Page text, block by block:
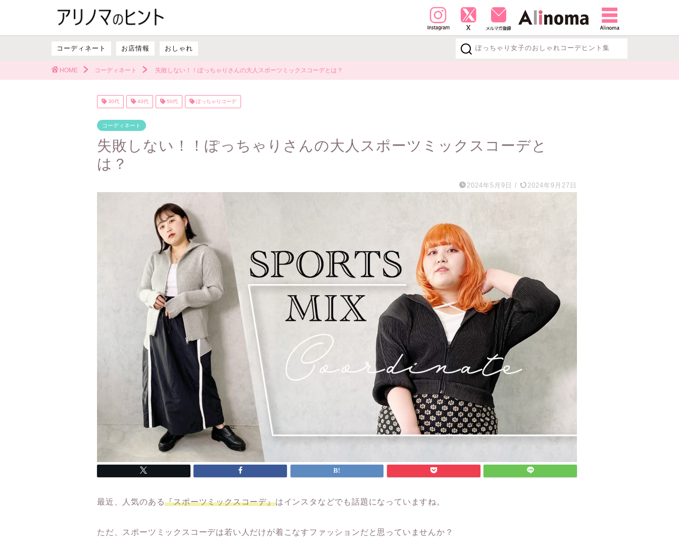
コーディネート お店情報 おしゃれ 探す
ぽっちゃり女子のおしゃれコーデヒント集
HOME コーディネート 失敗しない！！ぽっちゃりさんの大人スポーツミックスコーデとは？
30代 40代 50代 ぽっちゃりコーデ
コーディネート
失敗しない！！ぽっちゃりさんの大人スポーツミックスコーデと
は？
2024年5月9日 / 2024年9月27日
最近、人気のある『スポーツミックスコーデ』はインスタなどでも話題になっていますね。
ただ、スポーツミックスコーデは若い人だけが着こなすファッションだと思っていませんか？